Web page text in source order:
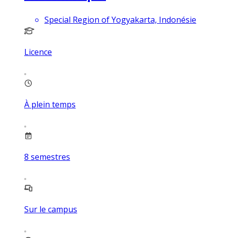
Special Region of Yogyakarta, Indonésie
Licence
À plein temps
8 semestres
Sur le campus